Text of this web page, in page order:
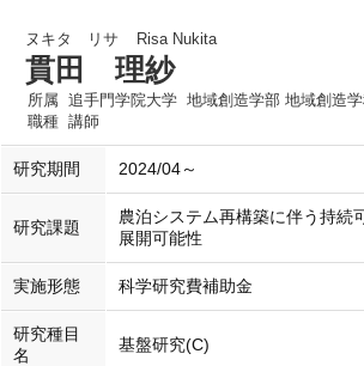
ヌキタ リサ Risa Nukita
貫田 理紗
所属 追手門学院大学 地域創造学部 地域創造
職種 講師
研究期間 2024/04～
研究課題
農泊システム再構築に伴う持続
展開可能性
実施形態 科学研究費補助金
研究種目
名
基盤研究(C)